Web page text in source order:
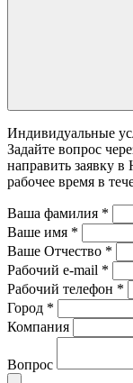
Индивидуальные
Задайте вопрос
направить заявку
рабочее время в
Ваша фамилия *
Ваше имя *
Ваше Отчество *
Рабочий e-mail *
Рабочий телефон *
Город *
Компания
Вопрос